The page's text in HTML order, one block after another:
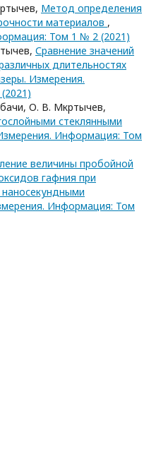
Метод определения
материалов ,
Том 1 № 2 (2021)
Сравнение значений
длительностях
Измерения.
О. В. Мкртычев,
стеклянными
Информация: Том
величины пробойной
гафния при
Информация: Том